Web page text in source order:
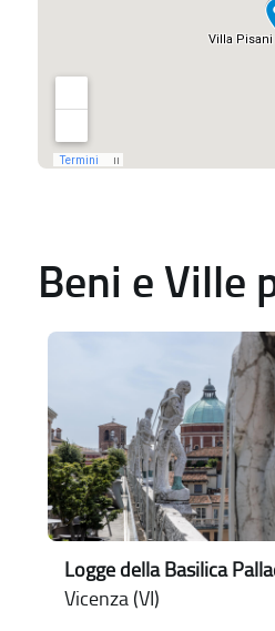
Beni e Ville
Logge della Basilica
Vicenza (VI)